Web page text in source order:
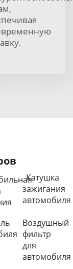
Катушка
зажигания
автомобиля
Воздушный
фильтр
для
автомобиля